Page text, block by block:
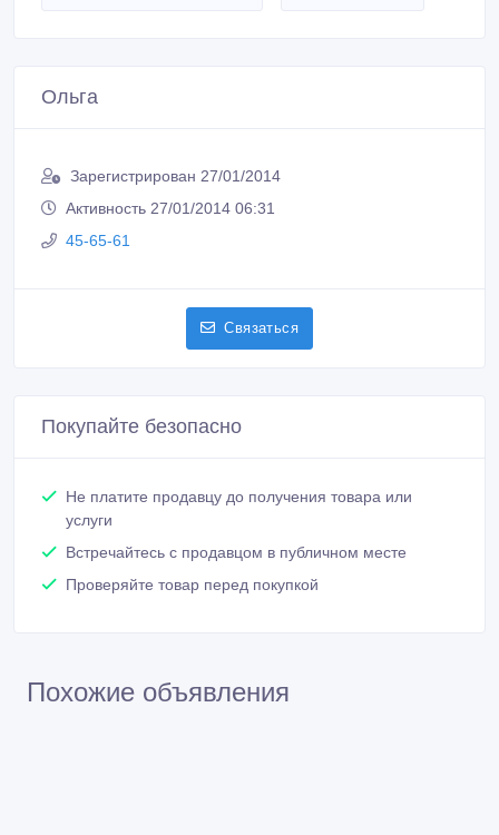
Ольга
Зарегистрирован 27/01/2014
Активность 27/01/2014 06:31
45-65-61
Связаться
Покупайте безопасно
Не платите продавцу до получения товара или
услуги
Встречайтесь с продавцом в публичном месте
Проверяйте товар перед покупкой
Похожие объявления